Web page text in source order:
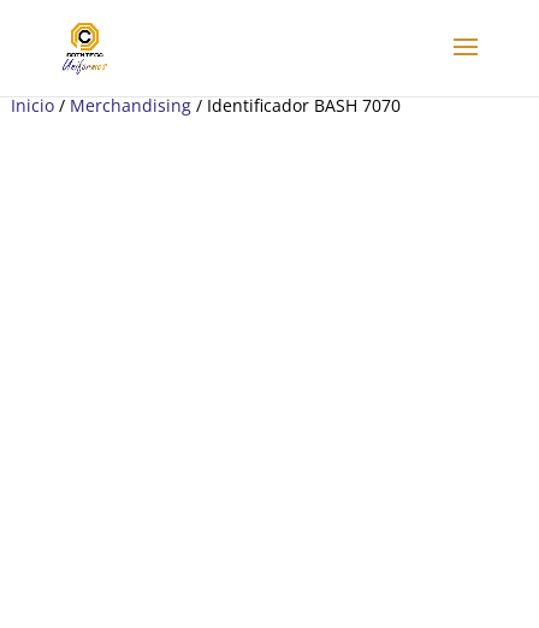
Inicio/Merchandising/ Identificador BASH 7070